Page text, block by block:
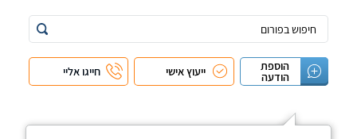
הוספת
הודעה ייעוץ אישי חייגו אליי